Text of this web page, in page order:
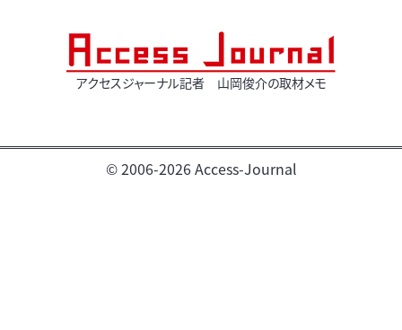
アクセスジャーナル記者 山岡俊介の取材メモ
© 2006-2026 Access-Journal